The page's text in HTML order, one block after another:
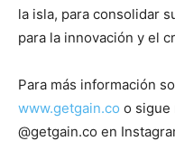
la isla, para consolidar
para la innovación y el
Para más información
www.getgain.co o sigue
@getgain.co en